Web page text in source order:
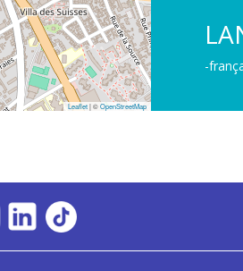
Leaflet| ©OpenStreetMap
-